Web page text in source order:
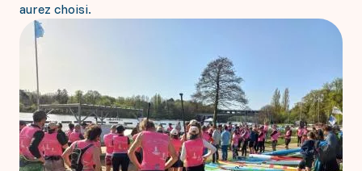
aurez choisi.